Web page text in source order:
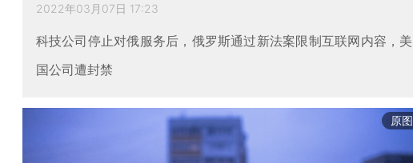
2022年03月07日 17:23
科技公司停止对俄服务后，俄罗斯通过新法案限制互联网内容，美
国公司遭封禁
原图